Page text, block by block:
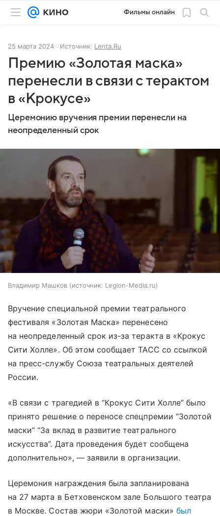
Фильмы онлайн
25 марта 2024 Источник: Lenta.Ru
Премию «Золотая маска»
перенесли в связи с терактом
в «Крокусе»
Церемонию вручения премии перенесли на
неопределенный срок
Владимир Машков источник: Legion-Media.ru
Вручение специальной премии театрального
фестиваля «Золотая Маска» перенесено
на неопределенный срок из-за теракта в «Крокус
Сити Холле». Об этом сообщает ТАСС со ссылкой
на пресс-службу Союза театральных деятелей
России.
«В связи с трагедией в “Крокус Сити Холле” было
принято решение о переносе спецпремии “Золотой
маски” “За вклад в развитие театрального
искусства”. Дата проведения будет сообщена
дополнительно», — заявили в организации.
Церемония награждения была запланирована
на 27 марта в Бетховенском зале Большого театра
в Москве. Состав жюри «Золотой маски» был